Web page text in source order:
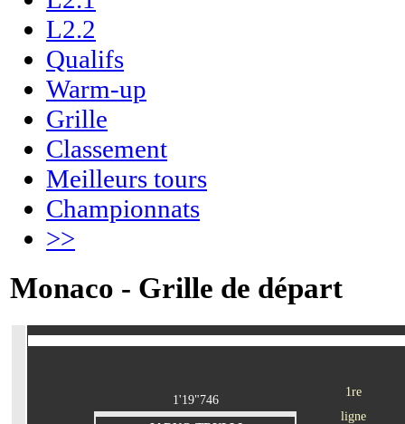
L2.2
Qualifs
Warm-up
Grille
Classement
Meilleurs tours
Championnats
>>
Monaco - Grille de départ
1re
ligne
1'19"746